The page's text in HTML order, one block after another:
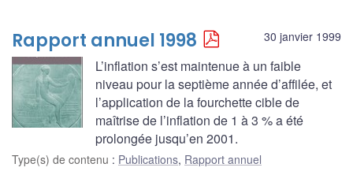
30 janvier 1999
Rapport annuel 1998
L’inflation s’est maintenue à un faible
niveau pour la septième année d’affilée, et
l’application de la fourchette cible de
maîtrise de l’inflation de 1 à 3 % a été
prolongée jusqu’en 2001.
Type(s) de contenu : Publications, Rapport annuel